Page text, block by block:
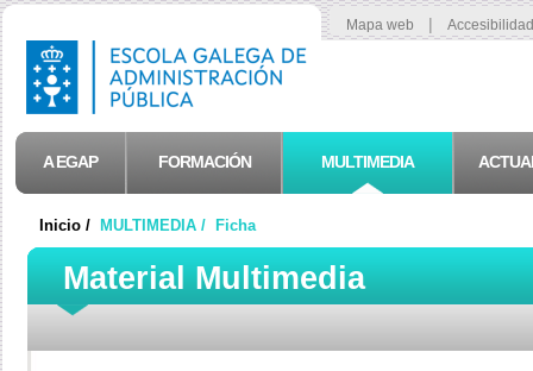
Mapa web |
A EGAP FORMACIÓN MULTIMEDIA
Inicio / MULTIMEDIA / Ficha
Material Multimedia